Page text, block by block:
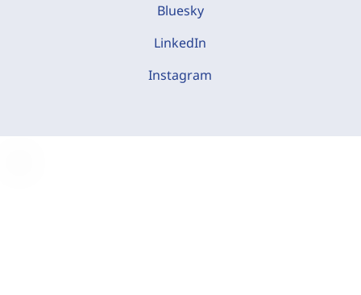
Bluesky
LinkedIn
Instagram